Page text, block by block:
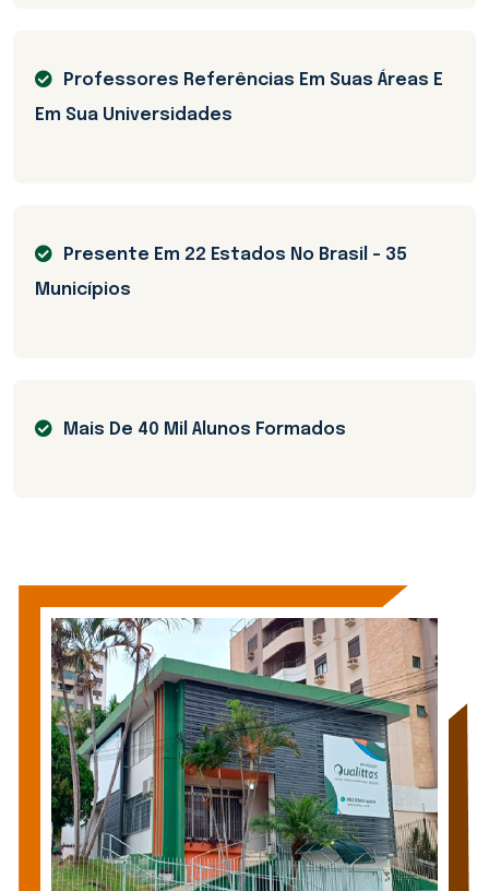
Professores Referências Em Suas Áreas E
Em Sua Universidades
Presente Em 22 Estados No Brasil - 35
Municípios
Mais De 40 Mil Alunos Formados